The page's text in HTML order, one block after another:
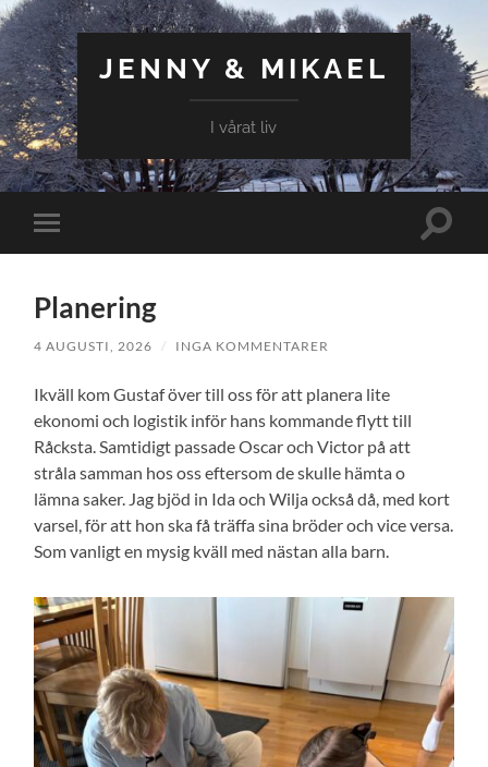
JENNY & MIKAEL
I vårat liv
Slå
på/av
Slå
Planering
4 AUGUSTI, 2026 / INGA KOMMENTARER
Ikväll kom Gustaf över till oss för att planera lite
ekonomi och logistik inför hans kommande flytt till
Råcksta. Samtidigt passade Oscar och Victor på att
stråla samman hos oss eftersom de skulle hämta o
lämna saker. Jag bjöd in Ida och Wilja också då, med kort
varsel, för att hon ska få träffa sina bröder och vice versa.
Som vanligt en mysig kväll med nästan alla barn.